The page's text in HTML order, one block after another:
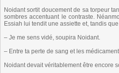
Noidant sortit doucement de sa torpeur
sombres accentuant le contraste.
Essiah lui tendit une assiette et, tandis
– Je me sens vidé, soupira Noidant.
– Entre ta perte de sang et les
Noidant devait véritablement être encore